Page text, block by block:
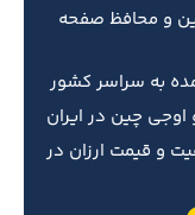
و محافظ صفحه
به سراسر کشور
اوجی چین در ایران
و قیمت ارزان در